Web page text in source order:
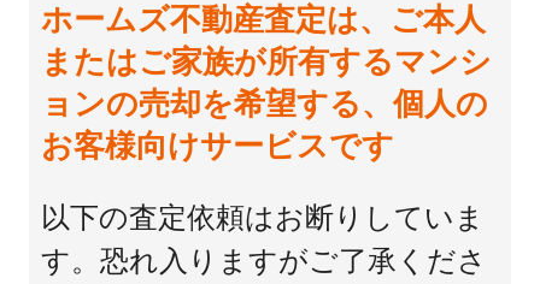
ホームズ不動産査定は、ご本人
またはご家族が所有するマンシ
ョンの売却を希望する、個人の
お客様向けサービスです
以下の査定依頼はお断りしていま
す。恐れ入りますがご了承くださ